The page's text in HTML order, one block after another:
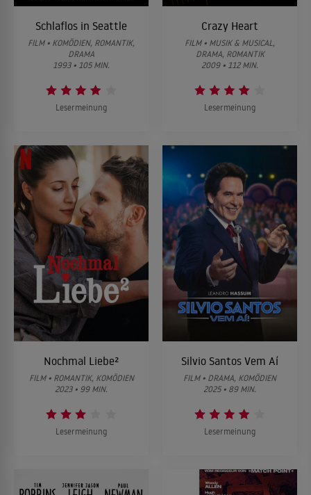
Schlaflos in Seattle
FILM • KOMÖDIEN, ROMANTIK,
DRAMA
1993 • 105 MIN.
Lesermeinung
Crazy Heart
FILM • MUSIK & MUSICAL,
DRAMA, ROMANTIK
2009 • 112 MIN.
Lesermeinung
Nochmal Liebe²
FILM • ROMANTIK, KOMÖDIEN
2023 • 99 MIN.
Lesermeinung
Silvio Santos Vem Aí
FILM • DRAMA, KOMÖDIEN
2025 • 89 MIN.
Lesermeinung